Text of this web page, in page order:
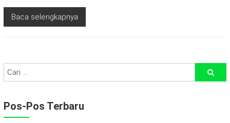
Baca selengkapnya
Pos-Pos Terbaru